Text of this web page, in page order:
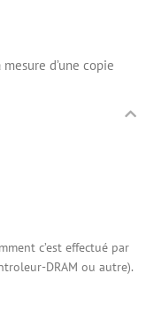
d’une copie
c’est effectué par
DRAM ou autre).